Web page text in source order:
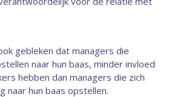
gebleken dat managers die
naar hun baas, minder invloed
hebben dan managers die zich
naar hun baas opstellen.